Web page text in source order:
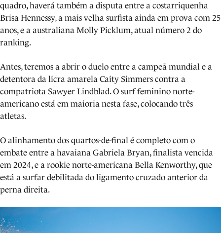
quadro, haverá também a disputa entre a costarriquenha
Brisa Hennessy, a mais velha surfista ainda em prova com 25
anos, e a australiana Molly Picklum, atual número 2 do
ranking.
Antes, teremos a abrir o duelo entre a campeã mundial e a
detentora da licra amarela Caity Simmers contra a
compatriota Sawyer Lindblad. O surf feminino norte-
americano está em maioria nesta fase, colocando três
atletas.
O alinhamento dos quartos-de-final é completo com o
embate entre a havaiana Gabriela Bryan, finalista vencida
em 2024, e a rookie norte-americana Bella Kenworthy, que
está a surfar debilitada do ligamento cruzado anterior da
perna direita.